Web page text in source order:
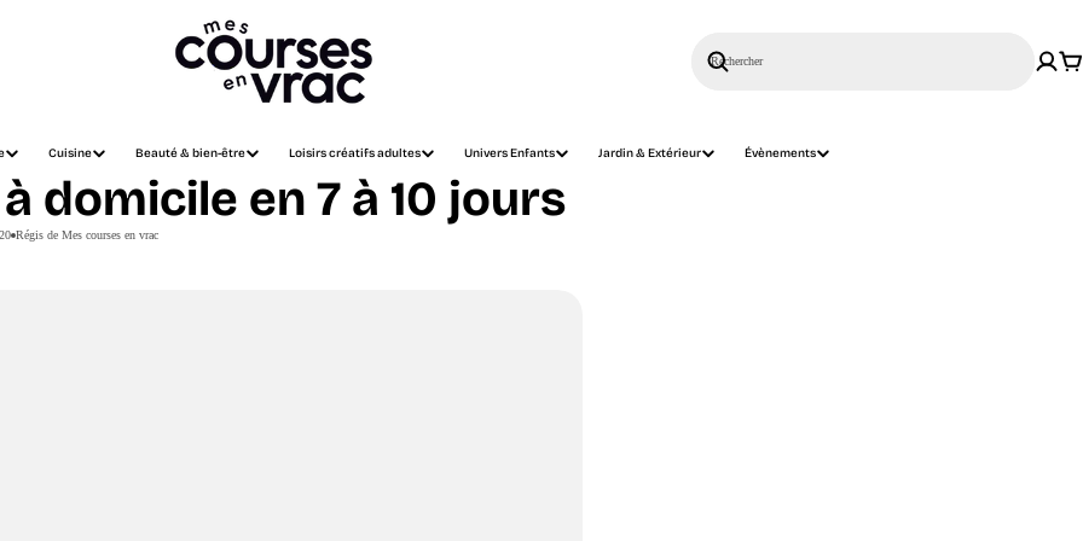
Cuisine Beauté & bien-être Loisirs créatifs adultes Univers Enfants Jardin & Extérieur Évènements
Rechercher
domicile en 7 à 10 jours
Régis de Mes courses en vrac